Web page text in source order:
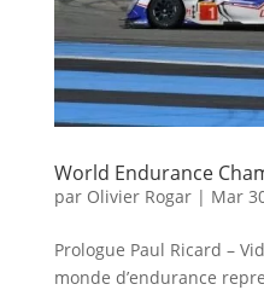
World Endurance
par Olivier Rogar| Mar
Prologue Paul Ricard –
monde d’endurance